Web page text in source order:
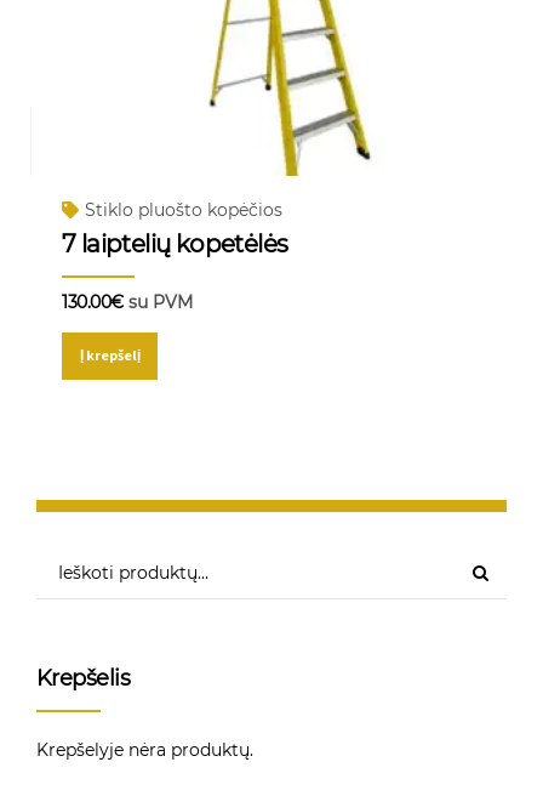
Stiklo pluošto kopėčios
7 laiptelių kopetėlės
130.00€ su PVM
Į krepšelį
Krepšelis
Krepšelyje nėra produktų.